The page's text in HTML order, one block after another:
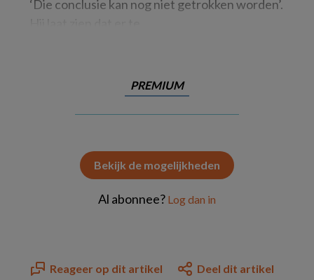
‘Die conclusie kan nog niet getrokken worden’.
PREMIUM
Bekijk de mogelijkheden
Al abonnee? Log dan in
Reageer op dit artikel Deel dit artikel